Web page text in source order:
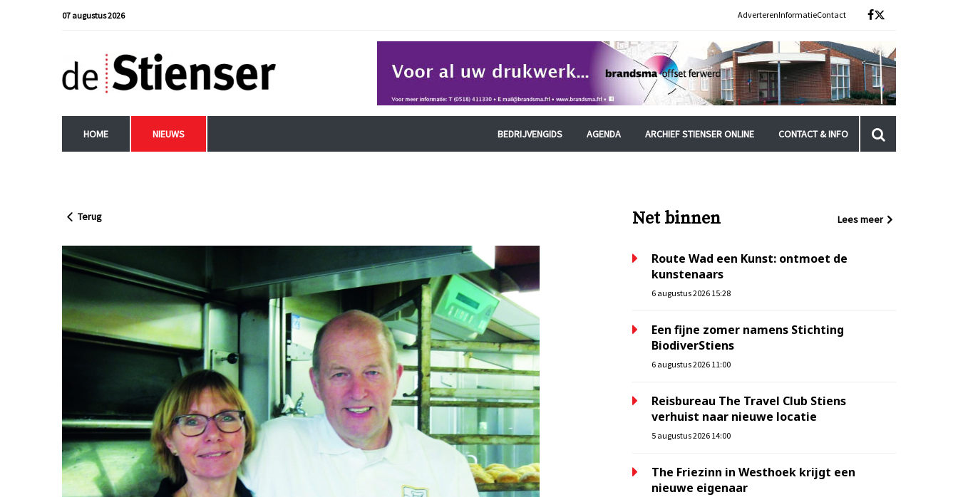
07 augustus 2026 AdverterenInformatieContact
HOME NIEUWS BEDRIJVENGIDS AGENDA ARCHIEF STIENSER ONLINE CONTACT & INFO
Terug Net binnen Lees meer
Route Wad een Kunst: ontmoet de
kunstenaars
6 augustus 2026 15:28
Een fijne zomer namens Stichting
BiodiverStiens
6 augustus 2026 11:00
Reisbureau The Travel Club Stiens
verhuist naar nieuwe locatie
5 augustus 2026 14:00
The Friezinn in Westhoek krijgt een
nieuwe eigenaar